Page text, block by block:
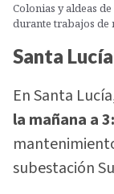
Colonias y aldeas
durante trabajos de
Santa
En Santa
la mañana a
subestación